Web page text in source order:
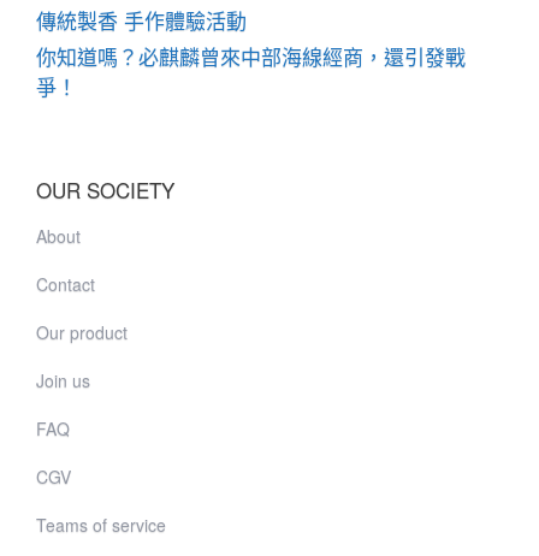
傳統製香 手作體驗活動
你知道嗎？必麒麟曾來中部海線經商，還引發戰
爭！
OUR SOCIETY
About
Contact
Our product
Join us
FAQ
CGV
Teams of service